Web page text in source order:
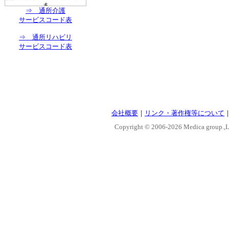
⇒ 通所介護
サービスコード表
⇒ 通所リハビリ
サービスコード表
会社概要 ｜ リンク・著作権等について
Copyright © 2006-2026 Medica